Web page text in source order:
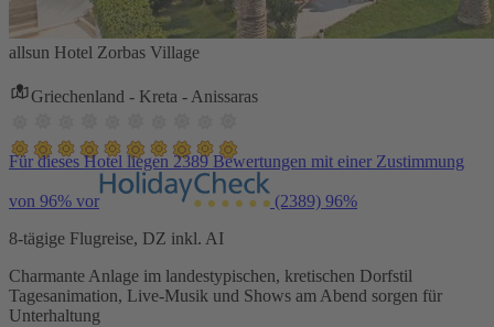
allsun Hotel Zorbas Village
Griechenland - Kreta - Anissaras
Für dieses Hotel liegen 2389 Bewertungen mit einer Zustimmung
von 96% vor (2389) 96%
8-tägige Flugreise, DZ inkl. AI
Charmante Anlage im landestypischen, kretischen Dorfstil
Tagesanimation, Live-Musik und Shows am Abend sorgen für
Unterhaltung